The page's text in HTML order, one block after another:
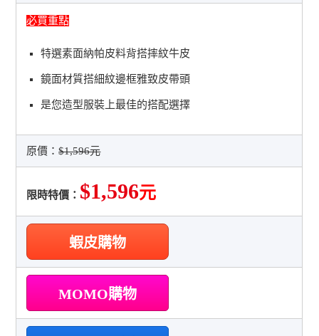
必買重點
特選素面納帕皮料背搭摔紋牛皮
鏡面材質搭細紋邊框雅致皮帶頭
是您造型服裝上最佳的搭配選擇
原價：$1,596元
限時特價： $1,596元
蝦皮購物
MOMO購物